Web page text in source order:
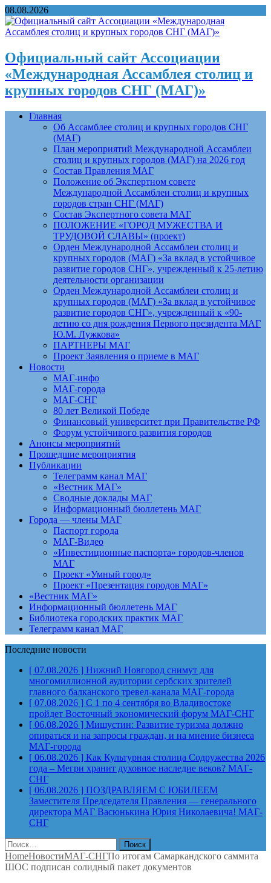
08.08.2026
Официальный сайт Ассоциации
«Международная Ассамблея столиц и
крупных городов СНГ (МАГ)»
Главная
Об Ассамблее столиц и крупных городов СНГ
(МАГ)
План мероприятий Международной Ассамблеи
столиц и крупных городов (МАГ) на 2026 год
Состав Правления МАГ
Положение об Экспертном совете
Международной Ассамблеи столиц и крупных
городов стран СНГ (МАГ)
Состав Экспертного совета МАГ
ПОЛОЖЕНИЕ «ГОРОД МУЖЕСТВА И
ТРУДОВОЙ СЛАВЫ» (проект)
Орден Международной Ассамблеи столиц и
крупных городов (МАГ) «За вклад в устойчивое
развитие городов СНГ», учрежденный к 25-летию
деятельности организации
Орден Международной Ассамблеи столиц и
крупных городов (МАГ) «За вклад в устойчивое
развитие городов СНГ», учрежденный к «90-
летию со дня рождения Первого президента МАГ
Ю.М. Лужкова»
ПАРТНЕРЫ МАГ
Проект Заявления о приеме в МАГ
Новости
МАГ-инфо
МАГ-города
МАГ-СНГ
80 лет Великой Победе
Финансовый университет при Правительстве РФ
Форум устойчивого развития городов
Анонсы мероприятий
Прошедшие мероприятия
Публикации
Телеграмм канал МАГ
«Вестник МАГ»
Сводные доклады МАГ
Информационный бюллетень МАГ
Города — члены МАГ
Паспорт города
МАГ-Видео
«Инвестиционные паспорта» городов-членов
МАГ
Проект «Умный город»
Проект «Презентация городов МАГ»
«Вестник МАГ»
Информационный бюллетень МАГ
Библиотека городских практик МАГ
Телеграмм канал МАГ
Последние новости
[ 07.08.2026 ] Нижний Новгород снимут для
многомиллионной аудитории сербских зрителей
главного балканского тревел-канала МАГ-города
[ 07.08.2026 ] С 1 по 4 сентября во Владивостоке
пройдет Восточный экономический форум МАГ-СНГ
[ 06.08.2026 ] Мишустин: Развитие туризма должно
опираться и на запросы граждан, и на мнение бизнеса
МАГ-города
[ 06.08.2026 ] Как Культурная столица Содружества 2026
года – Мегри хранит духовное наследие веков? МАГ-
СНГ
[ 06.08.2026 ] ПОЗДРАВЛЯЕМ С ЮБИЛЕЕМ
Заместителя Председателя Правления — генерального
директора МАГ Васюнькина Юрия Николаевича! МАГ-
СНГ
Найти:
HomeНовостиМАГ-СНГПо итогам Самаркандского саммита
ШОС подписан солидный пакет документов